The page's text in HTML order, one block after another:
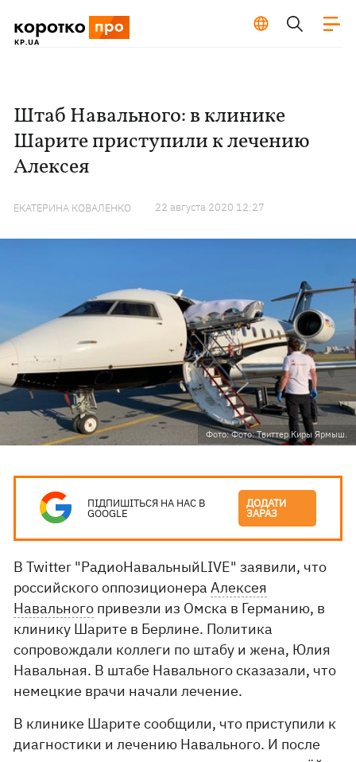
Штаб Навального: в клинике
Шарите приступили к лечению
Алексея
ЕКАТЕРИНА КОВАЛЕНКО 22 августа 2020 12:27
Фото: Фото: Твиттер Киры Ярмыш.
ПІДПИШІТЬСЯ НА НАС В
GOOGLE
ДОДАТИ
ЗАРАЗ
В Twitter "РадиоНавальныйLIVE" заявили, что
российского оппозиционераАлексея
Навального привезли из Омска в Германию, в
клинику Шарите в Берлине. Политика
сопровождали коллеги по штабу и жена, Юлия
Навальная. В штабе Навального сказазали, что
немецкие врачи начали лечение.
В клинике Шарите сообщили, что приступили к
диагностики и лечению Навального. И после